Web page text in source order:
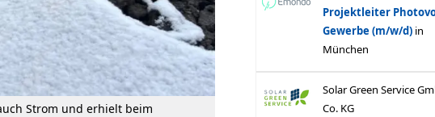
Strom und erhielt beim